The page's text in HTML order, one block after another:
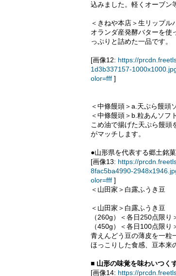
込みました。軽くオーブン
＜きねや本店＞生リップ
オランダ産発酵バターを使
っぷりと詰めた一品です。
[画像12: https://
1d3b337157-
olor=fff ]
＜中條饅頭＞a.天ぷら饅頭
＜中條饅頭＞b.粒あんソフ
こめ油で揚げた天ぷら饅頭
がマッチします。
●山形県を代表する郷土銘
[画像13: https://
8fac5ba4990-
olor=fff ]
＜山田家＞白露ふうき豆
＜山田家＞白露ふうき豆
（260g）＜各日250点限り
（450g）＜各日100点限り
青えんどう豆の薄皮を一粒
ほっこりした食感、豆本来
■ 山形の味覚を味わいつく
[画像14: https://